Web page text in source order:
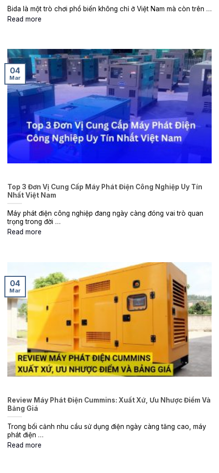
Bida là một trò chơi phổ biến không chỉ ở Việt Nam mà còn trên …
Read more
Top 3 Đơn Vị Cung Cấp Máy Phát Điện Công Nghiệp Uy Tín
Nhất Việt Nam
Máy phát điện công nghiệp đang ngày càng đóng vai trò quan
trọng trong đời …
Read more
04
Mar
Review Máy Phát Điện Cummins: Xuất Xứ, Ưu Nhược Điểm Và
Bảng Giá
Trong bối cảnh nhu cầu sử dụng điện ngày càng tăng cao, máy
phát điện …
Read more
04
Mar